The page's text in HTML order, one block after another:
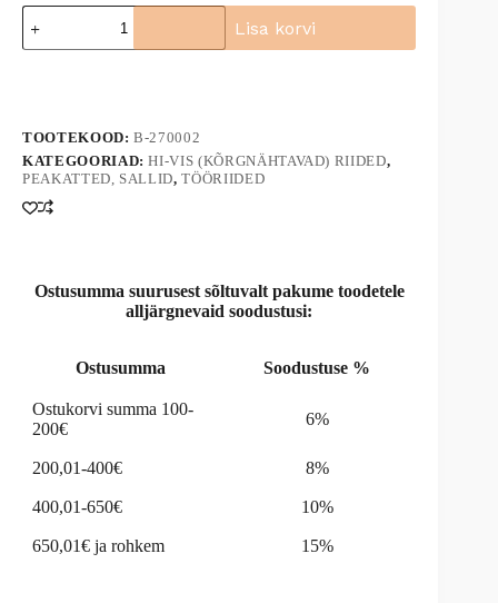
Nokkmüts
CAPYARD
7Capy
Lisa korvi
r
n
a
t
TOOTEKOOD:B-270002
KATEGOORIAD:HI-VIS (KÕRGNÄHTAVAD) RIIDED,
PEAKATTED, SALLID,TÖÖRIIDED
Ostusumma suurusest sõltuvalt pakume toodetele
alljärgnevaid soodustusi:
Ostusumma Soodustuse %
Ostukorvi summa 100-
200€
6%
200,01-400€ 8%
400,01-650€ 10%
650,01€ ja rohkem 15%